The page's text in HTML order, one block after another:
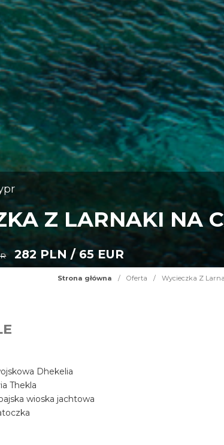
Z LARNAKI NA
282 PLN / 65 EUR
Strona główna / Oferta / Wycieczka Z
Dhekelia
Thekla
wioska jachtowa